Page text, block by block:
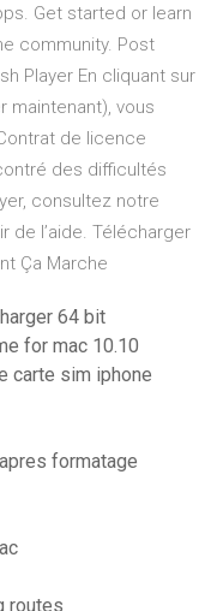
Get started or learn
community. Post
Player En cliquant sur
maintenant), vous
de licence
des difficultés
consultez notre
de l’aide. Télécharger
Ça Marche
64 bit
for mac 10.10
carte sim iphone
formatage
routes